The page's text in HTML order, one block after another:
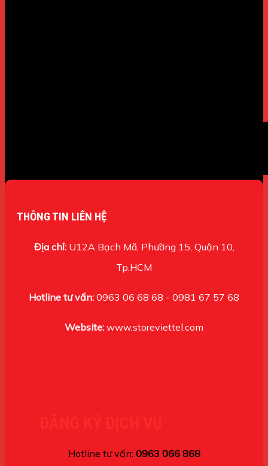
THÔNG TIN LIÊN HỆ
Địa chỉ:U12A Bạch Mã, Phường 15, Quận 10,
Tp.HCM
Hotline tư vấn: 0963 06 68 68 - 0981 67 57 68
Website: www.storeviettel.com
Hotline tư vấn: 0963 066 868